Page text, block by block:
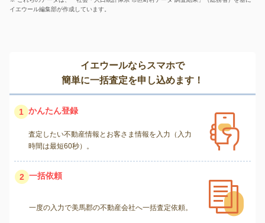
イエウール編集部が作成しています。
イエウールならスマホで
簡単に一括査定を申し込めます！
1 かんたん登録
査定したい不動産情報とお客さま情報を入力（入力
時間は最短60秒）。
2 一括依頼
一度の入力で美馬郡の不動産会社へ一括査定依頼。